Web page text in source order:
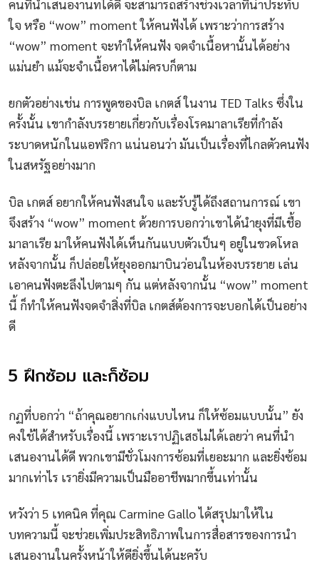
คนที่นำเสนองานทได้ดี จะสามารถสร้างช่วงเวลาที่น่าประทับ
ใจ หรือ “wow” moment ให้คนฟังได้ เพราะว่าการสร้าง
“wow” moment จะทำให้คนฟัง จดจำเนื้อหานั้นได้อย่าง
แม่นยำ แม้จะจำเนื้อหาได้ไม่ครบก็ตาม
ยกตัวอย่างเช่น การพูดของบิล เกตส์ ในงาน TED Talks ซึ่งใน
ครั้งนั้น เขากำลังบรรยายเกี่ยวกับเรื่องโรคมาลาเรียที่กำลัง
ระบาดหนักในแอฟริกา แน่นอนว่า มันเป็นเรื่องที่ไกลตัวคนฟัง
ในสหรัฐอย่างมาก
บิล เกตส์ อยากให้คนฟังสนใจ และรับรู้ได้ถึงสถานการณ์ เขา
จึงสร้าง “wow” moment ด้วยการบอกว่าเขาได้นำยุงที่มีเชื้อ
มาลาเรีย มาให้คนฟังได้เห็นกันแบบตัวเป็นๆ อยู่ในขวดโหล
หลังจากนั้น ก็ปล่อยให้ยุงออกมาบินว่อนในห้องบรรยาย เล่น
เอาคนฟังตะลึงไปตามๆ กัน แต่หลังจากนั้น “wow” moment
นี้ ก็ทำให้คนฟังจดจำสิ่งที่บิล เกตส์ต้องการจะบอกได้เป็นอย่าง
ดี
5 ฝึกซ้อม และก็ซ้อม
กฏที่บอกว่า “ถ้าคุณอยากเก่งแบบไหน ก็ให้ซ้อมแบบนั้น” ยัง
คงใช้ได้สำหรับเรื่องนี้ เพราะเราปฏิเสธไม่ได้เลยว่า คนที่นำ
เสนองานได้ดี พวกเขามีชั่วโมงการซ้อมที่เยอะมาก และยิ่งซ้อม
มากเท่าไร เรายิ่งมีความเป็นมืออาชีพมากขึ้นเท่านั้น
หวังว่า 5 เทคนิค ที่คุณ Carmine Gallo ได้สรุปมาให้ใน
บทความนี้ จะช่วยเพิ่มประสิทธิภาพในการสื่อสารของการนำ
เสนองานในครั้งหน้าให้ดียิ่งขึ้นได้นะครับ